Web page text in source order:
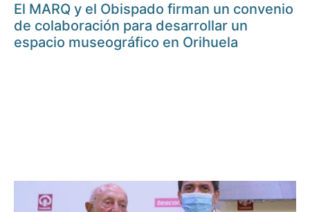
El MARQ y el Obispado firman un convenio
de colaboración para desarrollar un
espacio museográfico en Orihuela